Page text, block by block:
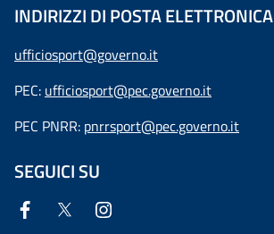
INDIRIZZI DI POSTA ELETTRONICA
ufficiosport@governo.it
PEC: ufficiosport@pec.governo.it
PEC PNRR: pnrrsport@pec.governo.it
SEGUICI SU